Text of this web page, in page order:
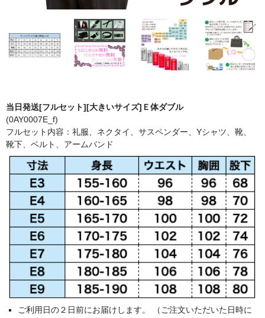
当日発送[フルセット][大きいサイズ]Ｅ体ダブル
(0AY0007E_f)
フルセット内容：礼服、ネクタイ、サスペンダー、Yシャツ、靴、
靴下、ベルト、アームバンド
ご利用日の２日前にお届けします。 （ご注文いただいた日時に